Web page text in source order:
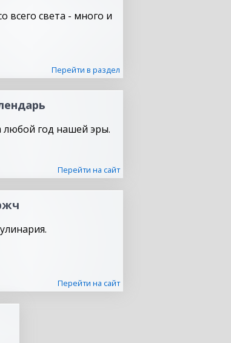
всего света - много и
Перейти в раздел
любой год нашей эры.
Перейти на сайт
Перейти на сайт